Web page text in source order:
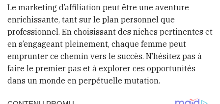
Le marketing d’affiliation peut être une aventure
enrichissante, tant sur le plan personnel que
professionnel. En choisissant des niches pertinentes et
en s’engageant pleinement, chaque femme peut
emprunter ce chemin vers le succès. N’hésitez pas à
faire le premier pas et à explorer ces opportunités
dans un monde en perpétuelle mutation.